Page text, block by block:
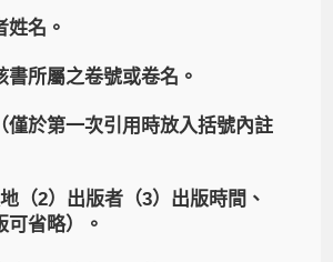
姓名。
書所屬之卷號或卷名。
僅於第一次引用時放入括號內註
地（2）出版者（3）出版時間、
可省略）。